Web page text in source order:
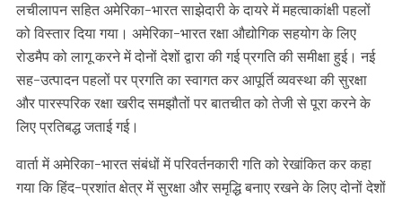
लचीलापन सहित अमेरिका-भारत साझेदारी के दायरे में महत्वाकांक्षी पहलों
को विस्तार दिया गया। अमेरिका-भारत रक्षा औद्योगिक सहयोग के लिए
रोडमैप को लागू करने में दोनों देशों द्वारा की गई प्रगति की समीक्षा हुई। नई
सह-उत्पादन पहलों पर प्रगति का स्वागत कर आपूर्ति व्यवस्था की सुरक्षा
और पारस्परिक रक्षा खरीद समझौतों पर बातचीत को तेजी से पूरा करने के
लिए प्रतिबद्ध जताई गई।
वार्ता में अमेरिका-भारत संबंधों में परिवर्तनकारी गति को रेखांकित कर कहा
गया कि हिंद-प्रशांत क्षेत्र में सुरक्षा और समृद्धि बनाए रखने के लिए दोनों देशों